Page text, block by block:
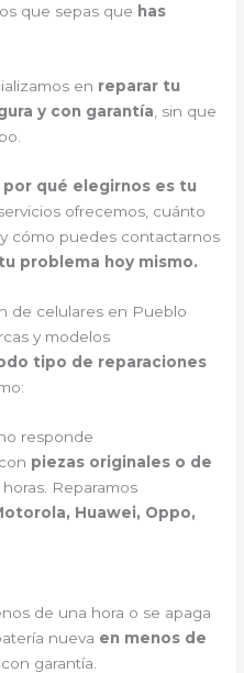
que sepas que has
en reparar tu
y con garantía , sin que
por qué elegirnos es tu
ofrecemos, cuánto
cómo puedes contactarnos
problema hoy mismo.
de celulares en Pueblo
y modelos
tipo de reparaciones
responde
piezas originales o de
horas. Reparamos
Huawei, Oppo,
de una hora o se apaga
nueva en menos de
garantía.